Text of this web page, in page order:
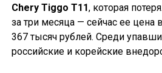
Chery Tiggo T11, которая
за три месяца — сейчас ее цена
367 тысяч рублей. Среди
российские и корейские